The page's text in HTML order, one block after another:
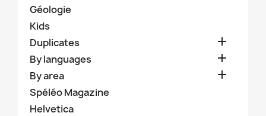
Géologie
Kids
Duplicates

By languages 
By area 
Spéléo Magazine
Helvetica